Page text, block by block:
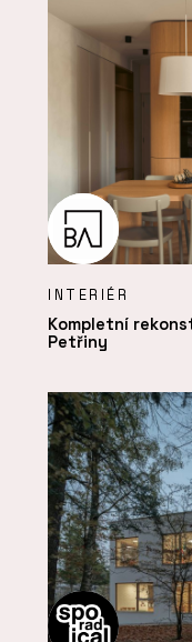
INTERIÉR
Kompletní
Petřiny